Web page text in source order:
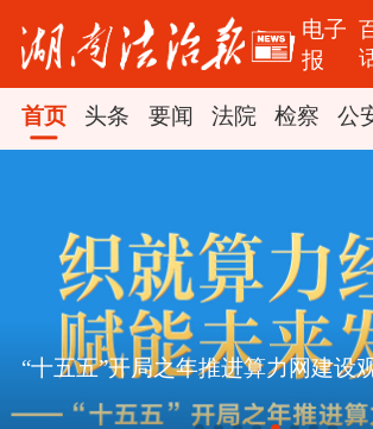
电子
报
首页 头条 要闻 法院 检察 公
“十五五”开局之年推进算力网建设
东方之约 相约未来
[经纬线·向新，向前]
[“作为千年古都，要把传